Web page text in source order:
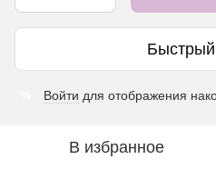
Быстрый
Войти для отображения
В избранное